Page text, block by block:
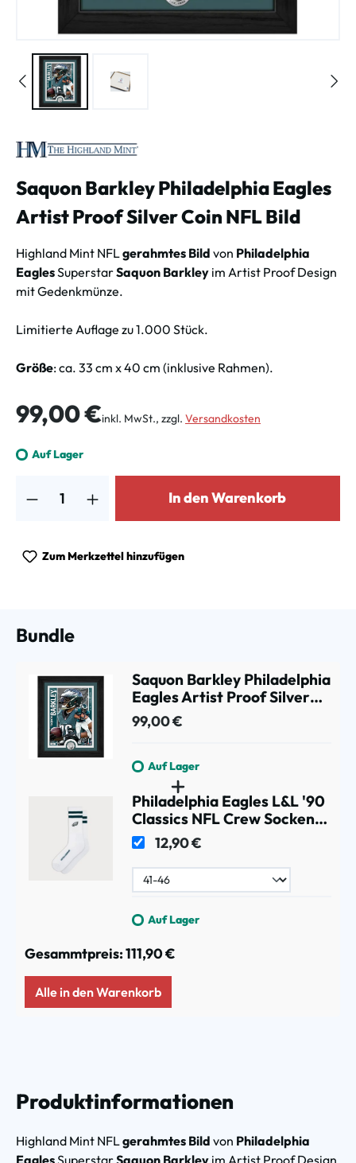
Saquon Barkley Philadelphia Eagles
Artist Proof Silver Coin NFL Bild
Highland Mint NFLgerahmtes Bild von Philadelphia
EaglesSuperstarSaquon Barkley im Artist Proof Design
mit Gedenkmünze.
Limitierte Auflage zu 1.000 Stück.
Größe: ca. 33 cm x 40 cm (inklusive Rahmen).
Regulärer Preis:
99,00 €inkl. MwSt., zzgl. Versandkosten
Auf Lager
In den Warenkorb
Zum Merkzettel hinzufügen
Bundle
Saquon Barkley Philadelphia
Eagles Artist Proof Silver
Coin NFL Bild
99,00 €
Auf Lager
Philadelphia Eagles L&L '90
Classics NFL Crew Socken
Weiß12,90 €
Auf Lager
Gesammtpreis:111,90 €
Alle in den Warenkorb
Produktinformationen
Highland Mint NFLgerahmtes Bild von Philadelphia
EaglesSuperstarSaquon Barkley im Artist Proof Design